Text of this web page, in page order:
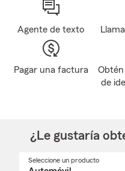
Agente de texto
Pagar una factura
de
¿Le gustaría
Seleccione un producto